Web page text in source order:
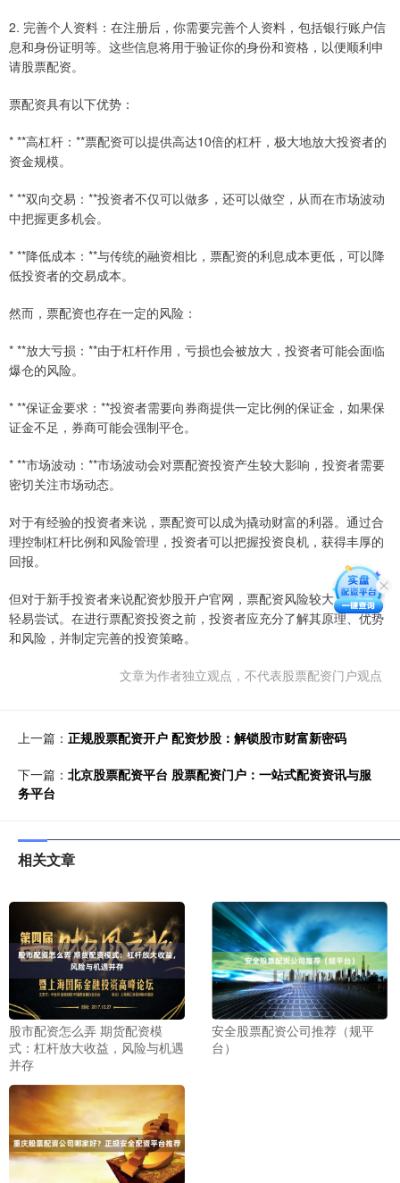
2. 完善个人资料：在注册后，你需要完善个人资料，包括银行账户信
息和身份证明等。这些信息将用于验证你的身份和资格，以便顺利申
请股票配资。
票配资具有以下优势：
* **高杠杆：**票配资可以提供高达10倍的杠杆，极大地放大投资者的
资金规模。
* **双向交易：**投资者不仅可以做多，还可以做空，从而在市场波动
中把握更多机会。
* **降低成本：**与传统的融资相比，票配资的利息成本更低，可以降
低投资者的交易成本。
然而，票配资也存在一定的风险：
* **放大亏损：**由于杠杆作用，亏损也会被放大，投资者可能会面临
爆仓的风险。
* **保证金要求：**投资者需要向券商提供一定比例的保证金，如果保
证金不足，券商可能会强制平仓。
* **市场波动：**市场波动会对票配资投资产生较大影响，投资者需要
密切关注市场动态。
对于有经验的投资者来说，票配资可以成为撬动财富的利器。通过合
理控制杠杆比例和风险管理，投资者可以把握投资良机，获得丰厚的
回报。
但对于新手投资者来说配资炒股开户官网，票配资风险较大，不建议
轻易尝试。在进行票配资投资之前，投资者应充分了解其原理、优势
和风险，并制定完善的投资策略。
文章为作者独立观点，不代表股票配资门户观点
上一篇： 正规股票配资开户 配资炒股：解锁股市财富新密码
下一篇： 北京股票配资平台 股票配资门户：一站式配资资讯与服
务平台
相关文章
股市配资怎么弄 期货配资模
式：杠杆放大收益，风险与机遇
并存
安全股票配资公司推荐（规平
台）